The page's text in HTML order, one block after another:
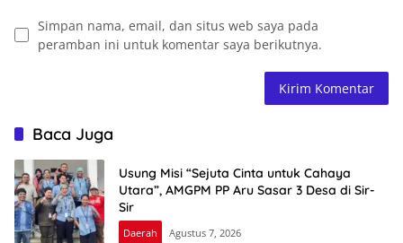
Simpan nama, email, dan situs web saya pada
peramban ini untuk komentar saya berikutnya.
Baca Juga
Usung Misi “Sejuta Cinta untuk Cahaya
Utara”, AMGPM PP Aru Sasar 3 Desa di Sir-
Sir
Daerah Agustus 7, 2026